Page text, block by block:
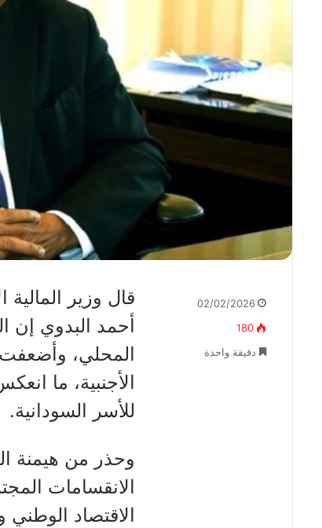
قال وزير المالية
أحمد البدوي إن
المحلي، وأضعفت
الأجنبية، ما
للأسر السودانية.
وحذر من هيمنة
الانقسامات
الاقتصاد الوطني
02/02/2026
180
دقيقة واحدة